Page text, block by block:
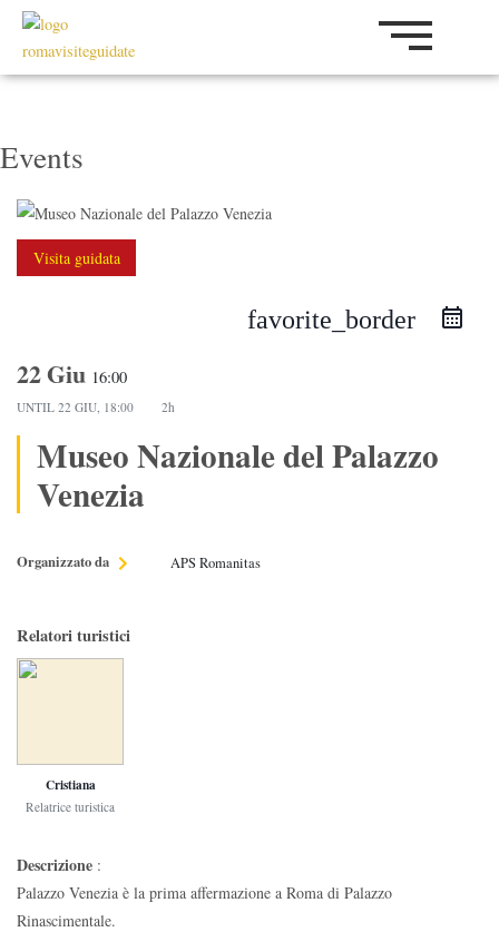
Events
Visita guidata
favorite_border
22 Giu 16:00
UNTIL 22 GIU, 18:00 2h
Museo Nazionale del Palazzo
Venezia
Organizzato da APS Romanitas
Relatori turistici
Cristiana
Relatrice turistica
Descrizione :
Palazzo Venezia è la prima affermazione a Roma di Palazzo
Rinascimentale.